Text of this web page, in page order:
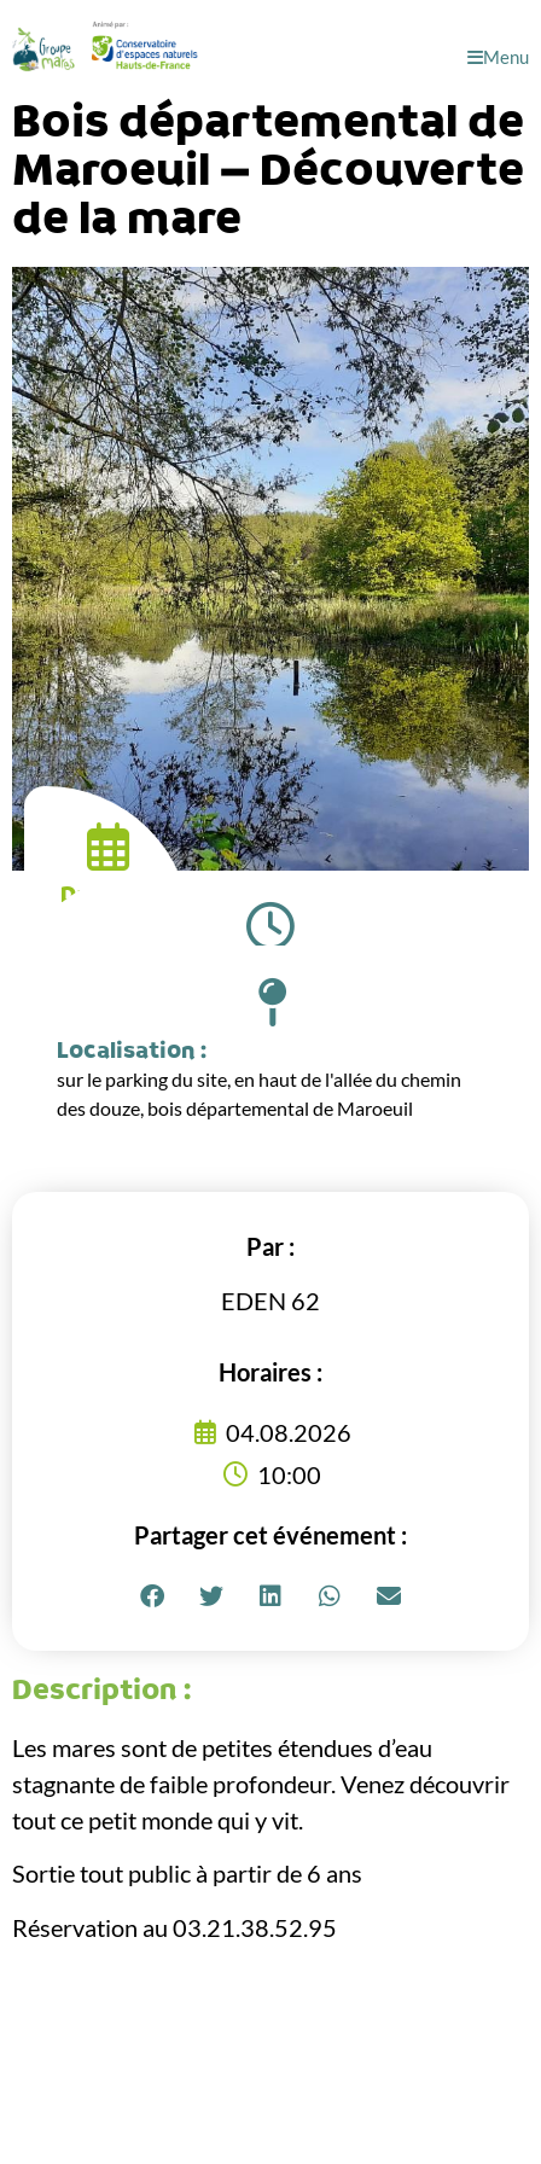
Menu
Bois départemental de
Maroeuil – Découverte
de la mare
Date :
Localisation :
sur le parking du site, en haut de l'allée du chemin
des douze, bois départemental de Maroeuil
Par :
EDEN 62
Horaires :
04.08.2026
10:00
Partager cet événement :
Description :
Les mares sont de petites étendues d’eau
stagnante de faible profondeur. Venez découvrir
tout ce petit monde qui y vit.
Sortie tout public à partir de 6 ans
Réservation au 03.21.38.52.95